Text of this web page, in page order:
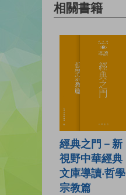
相關書籍
經典之門－新
視野中華經典
文庫導讀‧哲學
宗教篇